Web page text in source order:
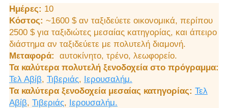
Ημέρες: 10
Κόστος: ~1600 $ αν ταξιδεύετε οικονομικά, περίπου
2500 $ για ταξιδιώτες μεσαίας κατηγορίας, και άπειρο
διάστημα αν ταξιδεύετε με πολυτελή διαμονή.
Μεταφορά: αυτοκίνητο, τρένο, λεωφορείο.
Τα καλύτερα πολυτελή ξενοδοχεία στο πρόγραμμα:
Τελ Αβίβ, Τιβεριάς, Ιερουσαλήμ.
Τα καλύτερα ξενοδοχεία μεσαίας κατηγορίας: Τελ
Αβίβ, Τιβεριάς, Ιερουσαλήμ.